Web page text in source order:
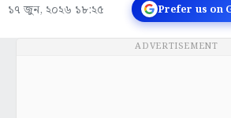
১৭ জুন, ২০২৬ ১৮:২৫ Prefer us on
ADVERTISEMENT